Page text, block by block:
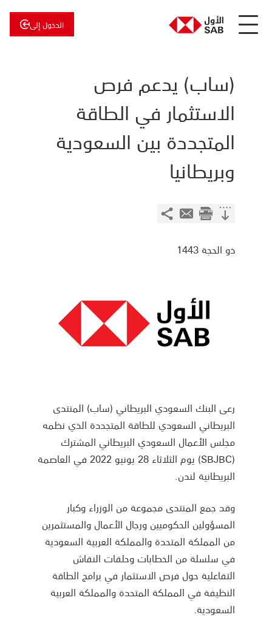
الدخول إلى
للاستثمار
(ساب) يدعم فرص
الاستثمار في الطاقة
المتجددة بين السعودية
وبريطانيا
ذو الحجة 1443
رعى البنك السعودي البريطاني (ساب) المنتدى
البريطاني السعودي للطاقة المتجددة الذي نظمه
مجلس الأعمال السعودي البريطاني المشترك
(SBJBC) يوم الثلاثاء 28 يونيو 2022 في العاصمة
البريطانية لندن.
وقد جمع المنتدى مجموعة من الوزراء وكبار
المسؤولين الحكوميين ورجال الأعمال والمستثمرين
من المملكة المتحدة والمملكة العربية السعودية
في سلسلة من الخطابات وحلقات النقاش
التفاعلية حول فرص الاستثمار في برامج الطاقة
النظيفة في المملكة المتحدة والمملكة العربية
السعودية.